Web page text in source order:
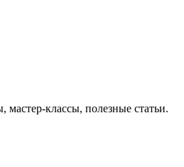
классы, полезные статьи.